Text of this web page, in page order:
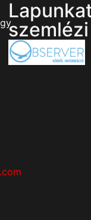
szemlézi